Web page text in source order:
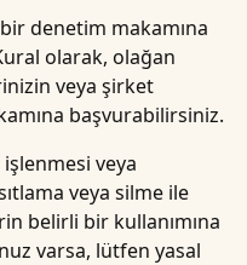
denetim makamına
olarak, olağan
veya şirket
başvurabilirsiniz.
veya
veya silme ile
belirli bir kullanımına
varsa, lütfen yasal